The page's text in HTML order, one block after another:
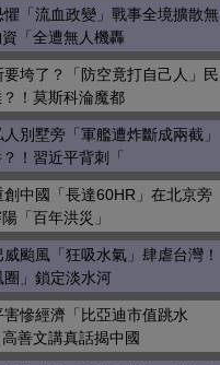
「流血政變」戰事全境擴散無
「全遭無人機轟
垮了？「防空竟打自己人」民
！莫斯科淪魔都
別墅旁「軍艦遭炸斷成兩截」
！習近平背刺「
中國「長達60HR」在北京旁
「百年洪災」
颱風「狂吸水氣」肆虐台灣！
」鎖定淡水河
慘經濟「比亞迪市值跳水
善文講真話揭中國